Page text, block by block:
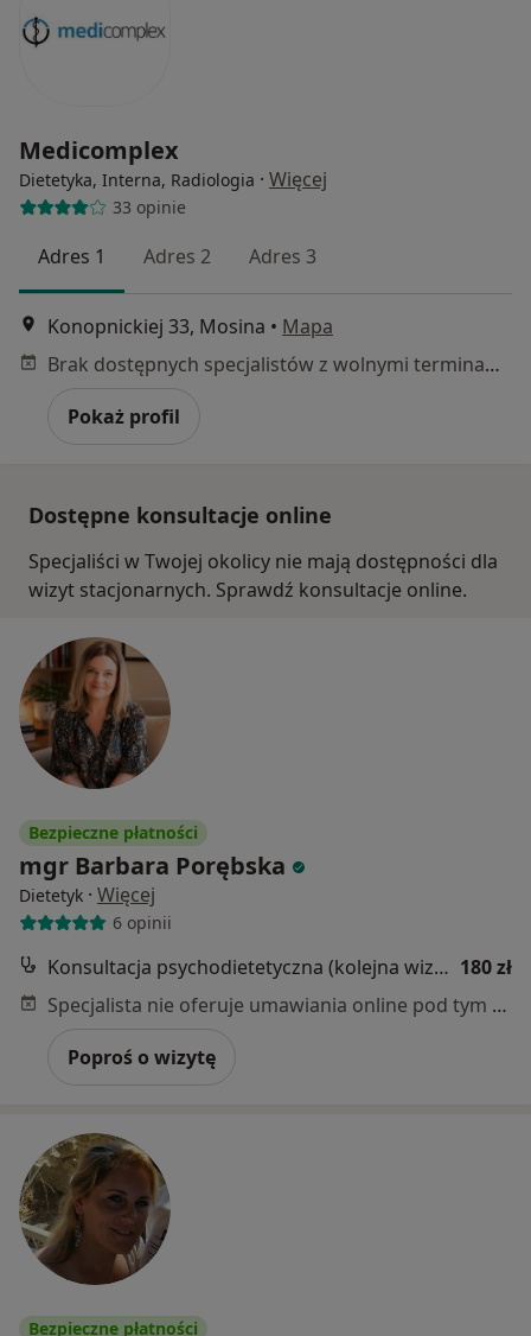
Medicomplex
Dietetyka, Interna, Radiologia · Więcej
33 opinie
Adres 1 Adres 2 Adres 3
Konopnickiej 33, Mosina • Mapa
Brak dostępnych specjalistów z wolnymi terminami w tym centrum medycznym.
Pokaż profil
Dostępne konsultacje online
Specjaliści w Twojej okolicy nie mają dostępności dla
wizyt stacjonarnych. Sprawdź konsultacje online.
Bezpieczne płatności
mgr Barbara Porębska
Dietetyk · Więcej
6 opinii
Konsultacja psychodietetyczna (kolejna wizyta) 180 zł
Specjalista nie oferuje umawiania online pod tym adresem.
Poproś o wizytę
Bezpieczne płatności